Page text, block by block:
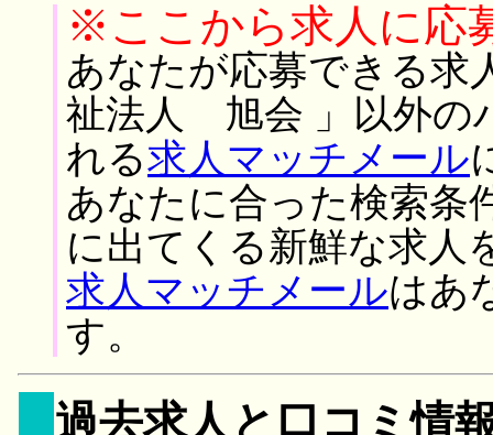
※ここから求人に応
あなたが応募できる求
祉法人 旭会 」以外の
れる求人マッチメール
あなたに合った検索条
に出てくる新鮮な求人
求人マッチメールはあ
す。
過去求人と口コミ情